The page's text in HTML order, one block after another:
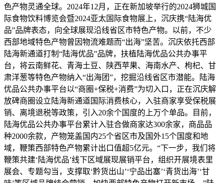
色产物灵通全球。2024年12月，正在新加坡举行的2024狮城国
际食物饮料博览会暨2024亚太国际食物展上，沉庆携“陆海优
品”品牌表态，向全球展现沿线省区市特色产物。以前，不少
西部地域特色产物曾因物流难题而“出海”坚苦。沉庆依托西部
陆海新通道打制“陆海优品”品牌，扶植陆海优品公共办事平
台，将云南鲜花、青海土豆、陕西苹果、海南水产、枸杞、甘
肃洋葱等特色产物纳入“出海团”，挖掘沿线省区市潜能。陆海
优品公共办事平台以“商圈+保税+消费”为切入口，正在沉庆解
放碑商圈设立陆海新通道国际消费核心，入驻商家享受保税展
销、离境退税等政策，引入20余个国度的上万个单品。目前，
陆海优品公共办事平台累计入驻合做商家达300余家，商品品
种2000余款，产物笼盖国内25个省区市及国外15个国度和地
域，鞭策西部特色产物累计出口值超5亿元。“下一步，我们将
鞭策共建‘陆海优品’线下区域展现展销平台，组织开展境表里
展会、专题勾当，支撑取‘黔货出山’‘宁品出塞’‘青货出海’‘甘